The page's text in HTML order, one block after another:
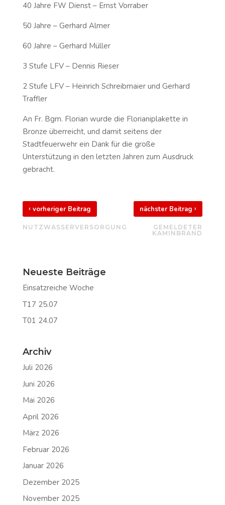
40 Jahre FW Dienst – Ernst Vorraber
50 Jahre – Gerhard Almer
60 Jahre – Gerhard Müller
3 Stufe LFV – Dennis Rieser
2 Stufe LFV – Heinrich Schreibmaier und Gerhard
Traffler
An Fr. Bgm. Florian wurde die Florianiplakette in
Bronze überreicht, und damit seitens der
Stadtfeuerwehr ein Dank für die große
Unterstützung in den letzten Jahren zum Ausdruck
gebracht.
‹ vorheriger Beitrag
NUTZWASSERVERSORGUNG
nächster Beitrag›
GEMELDETER
KAMINBRAND
Neueste Beiträge
Einsatzreiche Woche
T17 25.07
T01 24.07
Archiv
Juli 2026
Juni 2026
Mai 2026
April 2026
März 2026
Februar 2026
Januar 2026
Dezember 2025
November 2025